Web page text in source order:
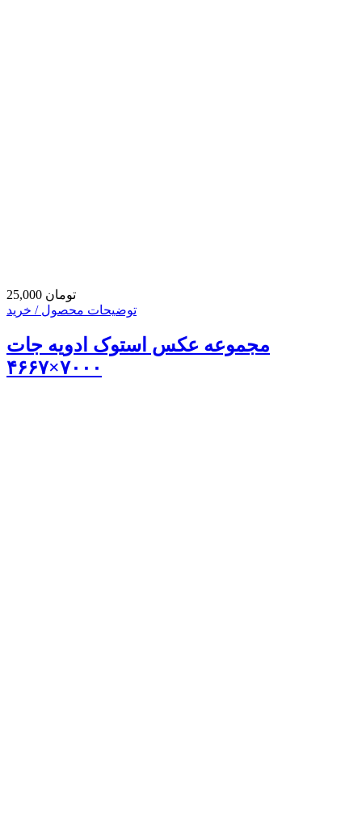
25,000 تومان
توضیحات محصول / خرید
مجموعه عکس استوک ادویه جات
۷۰۰۰×۴۶۶۷